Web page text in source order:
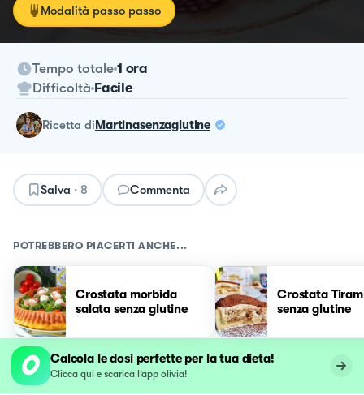
Modalità passo passo
Tempo totale 1 ora
Difficoltà Facile
ricetta diMartinasenzaglutine
Salva · 8 Commenta
POTREBBERO PIACERTI ANCHE...
Crostata morbida
salata senza glutine
Crostata
senza glutine
Calcola le dosi perfette per la tua dieta!
Clicca qui e scarica l’app olivia!